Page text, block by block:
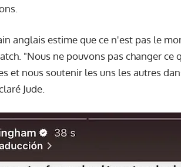
anglais estime que ce n'est pas le
"Nous ne pouvons pas changer ce
et nous soutenir les uns les autres
Jude.